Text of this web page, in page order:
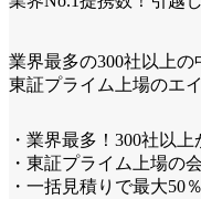
業界最多の300社以上
東証プライム上場のエ
・業界最多！300社以
・東証プライム上場の
・一括見積りで最大50